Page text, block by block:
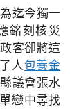
迄今獨一
銘刻核災
客卻將這
人包養金
議會張水
戀中尋找